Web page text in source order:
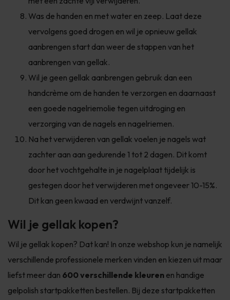
Was de handen en met water en zeep. Laat deze
vervolgens goed drogen en wil je opnieuw gellak
aanbrengen start dan weer de stappen van het
aanbrengen van gellak.
Wil je geen gellak aanbrengen gebruik dan een
handcrème om de handen te verzorgen en daarnaast
een goede nagelriemolie tegen uitdroging en
verzorging van de nagels en nagelriemen.
Na het verwijderen van gellak voelen je nagels wat
zachter aan aan gedurende 1 tot 2 dagen. Dit komt
door het vochtgehalte in je nagelplaat tijdelijk is
gestegen door het verwijderen met ongeveer 10-15%.
Dit kan geen kwaad en verdwijnt vanzelf.
Wil je gellak kopen?
Wil je gellak kopen? Dat kan! In onze webshop kun je namelijk
verschillende professionele merken vinden en kiezen uit maar
liefst meer dan 600 verschillende kleuren en handige
gelpolish startpakketten bestellen. Bij deze startpakketten